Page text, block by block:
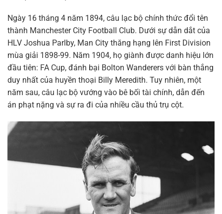
Ngày 16 tháng 4 năm 1894, câu lạc bộ chính thức đổi tên
thành Manchester City Football Club. Dưới sự dẫn dắt của
HLV Joshua Parlby, Man City thăng hạng lên First Division
mùa giải 1898-99. Năm 1904, họ giành được danh hiệu lớn
đầu tiên: FA Cup, đánh bại Bolton Wanderers với bàn thắng
duy nhất của huyền thoại Billy Meredith. Tuy nhiên, một
năm sau, câu lạc bộ vướng vào bê bối tài chính, dẫn đến
án phạt nặng và sự ra đi của nhiều cầu thủ trụ cột.